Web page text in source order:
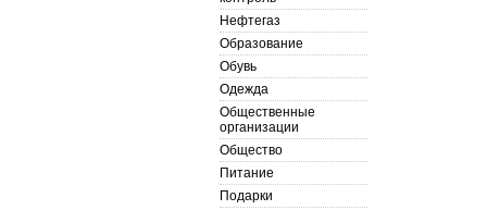
Нефтегаз
Образование
Обувь
Одежда
Общественные
организации
Общество
Питание
Подарки